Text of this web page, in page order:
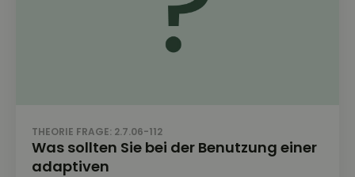
THEORIE FRAGE: 2.7.06-112
Was sollten Sie bei der Benutzung einer
adaptiven